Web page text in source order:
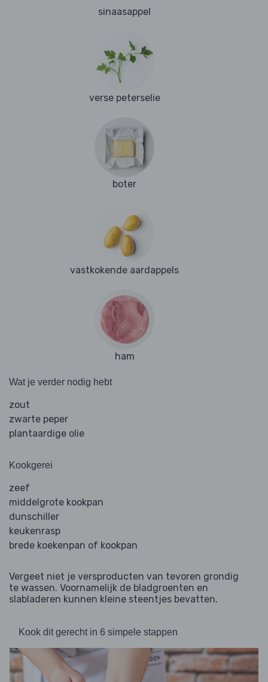
sinaasappel
verse peterselie
boter
vastkokende aardappels
ham
Wat je verder nodig hebt
zout
zwarte peper
plantaardige olie
Kookgerei
zeef
middelgrote kookpan
dunschiller
keukenrasp
brede koekenpan of kookpan
Vergeet niet je versproducten van tevoren grondig
te wassen. Voornamelijk de bladgroenten en
slabladeren kunnen kleine steentjes bevatten.
Kook dit gerecht in 6 simpele stappen